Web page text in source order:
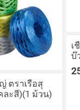
ตราเรือสุ
ะสี)(1 ม้วน)
เ
บ๊